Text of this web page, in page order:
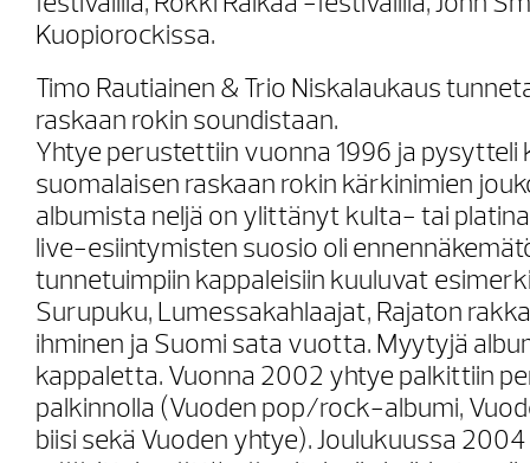
Kuopiorockissa.
Timo Rautiainen & Trio Niskalaukaus
raskaan rokin soundistaan.
Yhtye perustettiin vuonna 1996 ja
suomalaisen raskaan rokin kärkinimien
albumista neljä on ylittänyt kulta- tai
live-esiintymisten suosio oli
tunnetuimpiin kappaleisiin kuuluvat
Surupuku, Lumessakahlaajat, Rajaton
ihminen ja Suomi sata vuotta. Myytyjä
kappaletta. Vuonna 2002 yhtye palkittiin
palkinnolla (Vuoden pop/rock-albumi,
biisi sekä Vuoden yhtye). Joulukuussa